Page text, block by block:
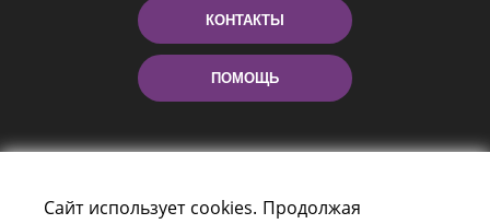
КОНТАКТЫ
ПОМОЩЬ
Сайт использует cookies. Продолжая